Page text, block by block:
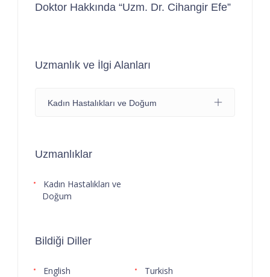
Doktor Hakkında “Uzm. Dr. Cihangir Efe”
Uzmanlık ve İlgi Alanları
Kadın Hastalıkları ve Doğum
Uzmanlıklar
Kadın Hastalıkları ve
Doğum
Bildiği Diller
English Turkish